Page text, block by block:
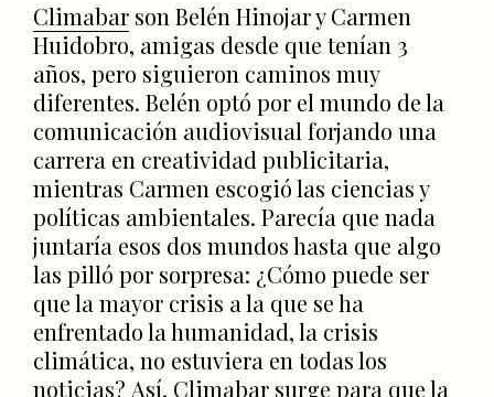
Climabar son Belén Hinojar y Carmen
Huidobro, amigas desde que tenían 3
años, pero siguieron caminos muy
diferentes. Belén optó por el mundo de la
comunicación audiovisual forjando una
carrera en creatividad publicitaria,
mientras Carmen escogió las ciencias y
políticas ambientales. Parecía que nada
juntaría esos dos mundos hasta que algo
las pilló por sorpresa: ¿Cómo puede ser
que la mayor crisis a la que se ha
enfrentado la humanidad, la crisis
climática, no estuviera en todas los
noticias? Así, Climabar surge para que la